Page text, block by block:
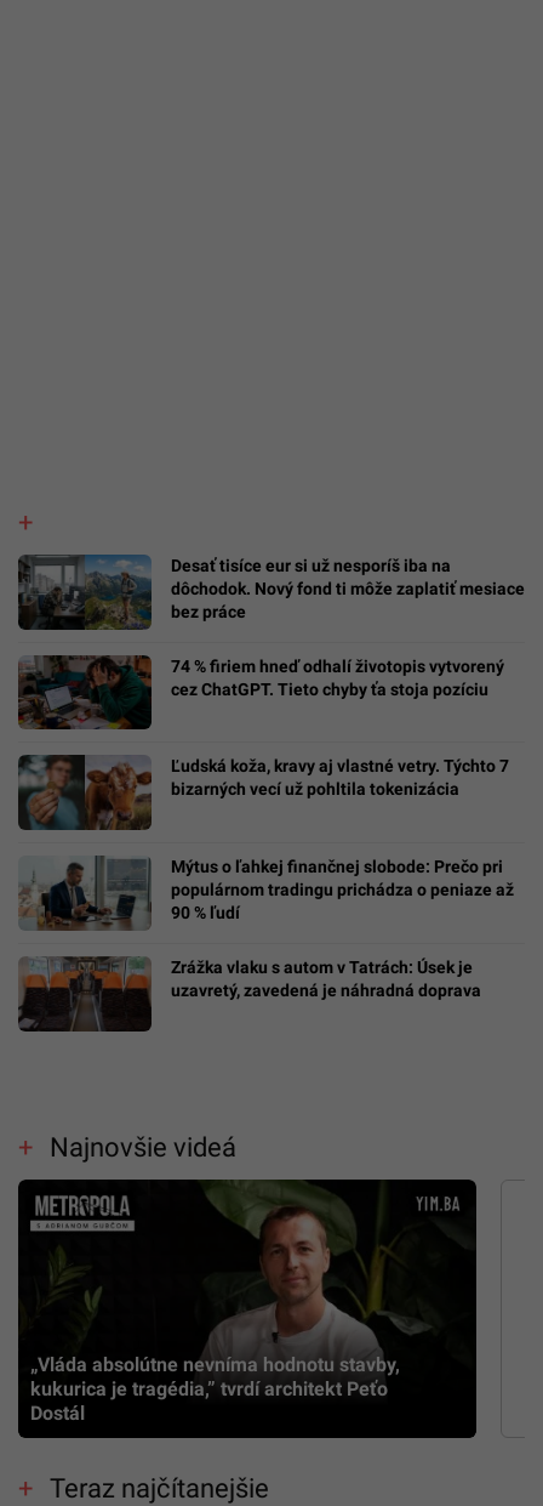
Desať tisíce eur si už nesporíš iba na
dôchodok. Nový fond ti môže zaplatiť mesiace
bez práce
74 % firiem hneď odhalí životopis vytvorený
cez ChatGPT. Tieto chyby ťa stoja pozíciu
Ľudská koža, kravy aj vlastné vetry. Týchto 7
bizarných vecí už pohltila tokenizácia
Mýtus o ľahkej finančnej slobode: Prečo pri
populárnom tradingu prichádza o peniaze až
90 % ľudí
Zrážka vlaku s autom v Tatrách: Úsek je
uzavretý, zavedená je náhradná doprava
Najnovšie videá
„Vláda absolútne nevníma hodnotu stavby,
kukurica je tragédia,” tvrdí architekt Peťo
Dostál
Teraz najčítanejšie